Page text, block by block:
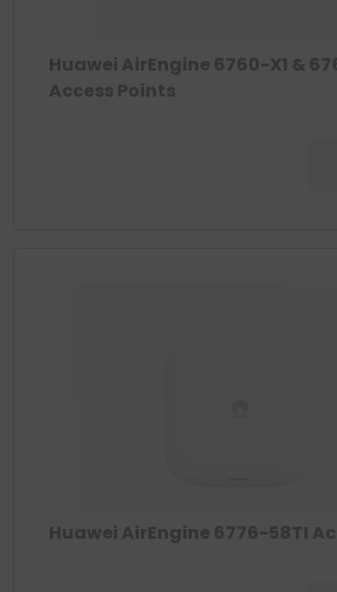
Huawei AirEngine 6760-X1 &
Access Points
Huawei AirEngine 6776-58TI